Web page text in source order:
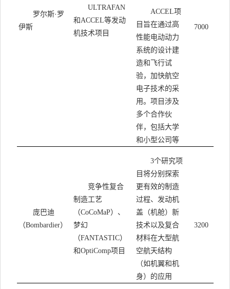
罗尔斯·罗
伊斯
ULTRAFAN
和ACCEL等发动
机技术项目
ACCEL项
目旨在通过高
性能电动动力
系统的设计建
造和飞行试
验，加快航空
电子技术的采
用。项目涉及
多个合作伙
伴，包括大学
和小型公司等
7000
庞巴迪
（Bombardier）
竞争性复合
制造工艺
（CoCoMaP）、
梦幻
（FANTASTIC）
和OptiComp项目
3个研究项
目将分别探索
更有效的制造
过程、发动机
盖（机舱）新
技术以及复合
材料在大型航
空航天结构
（如机翼和机
身）的应用
3200